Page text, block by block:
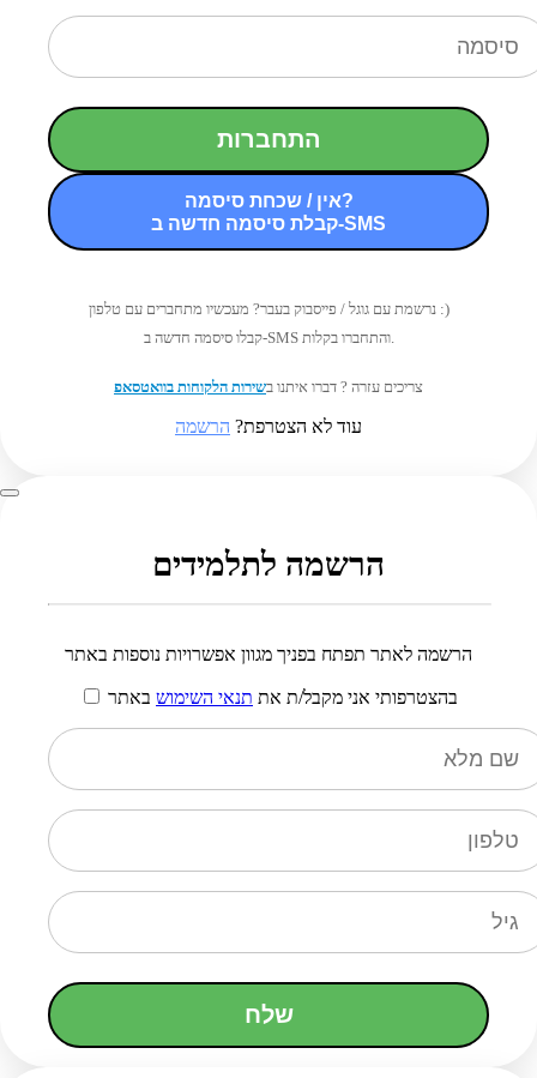
התחברות
אין / שכחת סיסמה?
קבלת סיסמה חדשה ב-SMS
נרשמת עם גוגל / פייסבוק בעבר? מעכשיו מתחברים עם טלפון :)
קבלו סיסמה חדשה ב-SMS והתחברו בקלות.
צריכים עזרה ? דברו איתנו בשירות הלקוחות בוואטסאפ
עוד לא הצטרפת? הרשמה
הרשמה לתלמידים
הרשמה לאתר תפתח בפניך מגוון אפשרויות נוספות באתר
בהצטרפותי אני מקבל/ת את תנאי השימוש באתר
שלח